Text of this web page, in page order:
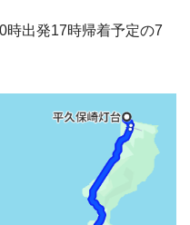
時出発17時帰着予定の7